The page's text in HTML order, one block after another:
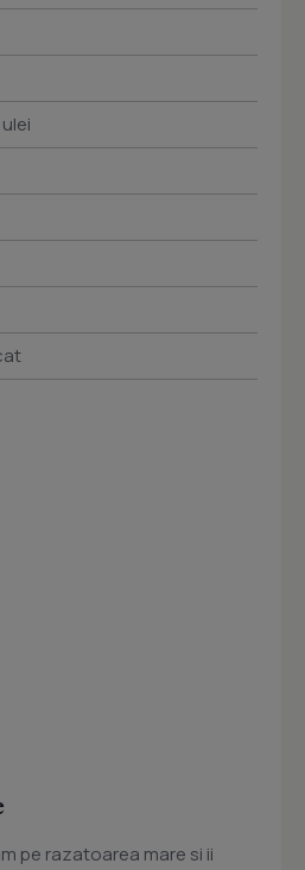
pe razatoarea mare si ii